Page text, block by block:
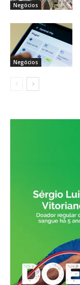
Negócios
Negócios